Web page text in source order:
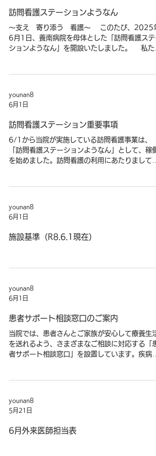
訪問看護ステーションようなん
～支え 寄り添う 看護～ このたび、2025
6月1日、養南病院を母体とした「訪問看護ステ
ションようなん」を開設いたしました。 私た
活を続けていただけるよう、医療処置、体調管
活に根ざした看護を提供してまいります。 どう
お気軽にご相談ください。スタッフ一同、心より
お待ちしております。
訪問看護ステー
younan8
6月1日
訪問看護ステーション重要事項
6/1から当院が実施している訪問看護事業は、
「訪問看護ステーションようなん」として、稼働
を始めました。訪問看護の利用にあたりまして、
younan8
6月1日
施設基準（R8.6.1現在）
younan8
6月1日
患者サポート相談窓口のご案内
当院では、患者さんとご家族が安心して療養生活
を送れるよう、さまざまなご相談に対応する「患
者サポート相談窓口」を設置しています。疾病に
活・福祉サービス、医療費・経済的なご相談、ご
相談の内容は、担当の看護師・精神保健福祉士が
対応いたします。 どうぞお気軽にご相談くださ
younan8
5月21日
6月外来医師担当表